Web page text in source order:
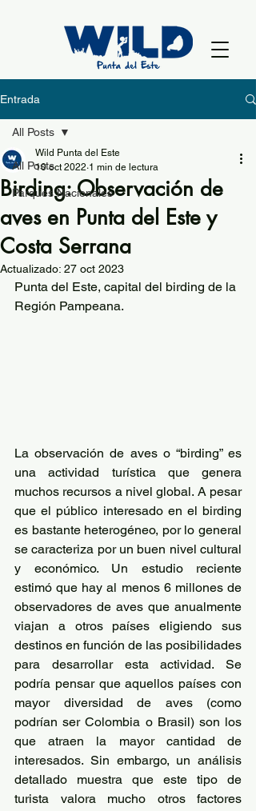
Entrada
All Posts
Parques Nacionales
All Posts
Birding: Observación de
aves en Punta del Este y
Costa Serrana
Wild Punta del Este
10 oct 2022 1 min de lectura
Actualizado: 27 oct 2023
Punta del Este, capital del birding de la
Región Pampeana.
La observación de aves o “birding” es
una actividad turística que genera
muchos recursos a nivel global. A pesar
que el público interesado en el birding
es bastante heterogéneo, por lo general
se caracteriza por un buen nivel cultural
y económico. Un estudio reciente
estimó que hay al menos 6 millones de
observadores de aves que anualmente
viajan a otros países eligiendo sus
destinos en función de las posibilidades
para desarrollar esta actividad. Se
podría pensar que aquellos países con
mayor diversidad de aves (como
podrían ser Colombia o Brasil) son los
que atraen la mayor cantidad de
interesados. Sin embargo, un análisis
detallado muestra que este tipo de
turista valora mucho otros factores